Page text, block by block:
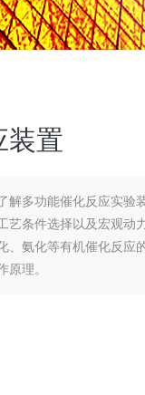
装置
多功能催化反应实验
条件选择以及宏观动
氨化等有机催化反应的
理。